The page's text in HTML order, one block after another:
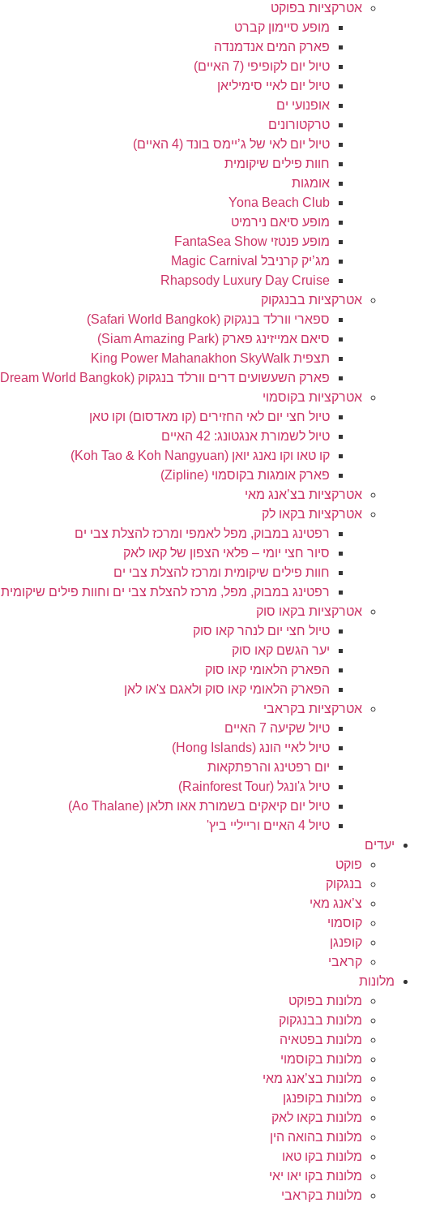
אטרקציות בפוקט
מופע סיימון קברט
פארק המים אנדמנדה
טיול יום לקופיפי (7 האיים)
טיול יום לאיי סימיליאן
אופנועי ים
טרקטורונים
טיול יום לאי של ג’יימס בונד (4 האיים)
חוות פילים שיקומית
אומגות
Yona Beach Club
מופע סיאם נירמיט
מופע פנטזי FantaSea Show
מג’יק קרניבל Magic Carnival
Rhapsody Luxury Day Cruise
אטרקציות בבנגקוק
ספארי וורלד בנגקוק (Safari World Bangkok)
סיאם אמייזינג פארק (Siam Amazing Park)
תצפית King Power Mahanakhon SkyWalk
פארק השעשועים דרים וורלד בנגקוק (Dream World Bangkok)
אטרקציות בקוסמוי
טיול חצי יום לאי החזירים (קו מאדסום) וקו טאן
טיול לשמורת אנגטונג: 42 האיים
קו טאו וקו נאנג יואן (Koh Tao & Koh Nangyuan)
פארק אומגות בקוסמוי (Zipline)
אטרקציות בצ’אנג מאי
אטרקציות בקאו לק
רפטינג במבוק, מפל לאמפי ומרכז להצלת צבי ים
סיור חצי יומי – פלאי הצפון של קאו לאק
חוות פילים שיקומית ומרכז להצלת צבי ים
רפטינג במבוק, מפל, מרכז להצלת צבי ים וחוות פילים שיקומית
אטרקציות בקאו סוק
טיול חצי יום לנהר קאו סוק
יער הגשם קאו סוק
הפארק הלאומי קאו סוק
הפארק הלאומי קאו סוק ולאגם צ'או לאן
אטרקציות בקראבי
טיול שקיעה 7 האיים
טיול לאיי הונג (Hong Islands)
יום רפטינג והרפתקאות
טיול ג'ונגל (Rainforest Tour)
טיול יום קיאקים בשמורת אאו תלאן (Ao Thalane)
טיול 4 האיים ורייליי ביץ'
יעדים
פוקט
בנגקוק
צ’אנג מאי
קוסמוי
קופנגן
קראבי
מלונות
מלונות בפוקט
מלונות בבנגקוק
מלונות בפטאיה
מלונות בקוסמוי
מלונות בצ’אנג מאי
מלונות בקופנגן
מלונות בקאו לאק
מלונות בהואה הין
מלונות בקו טאו
מלונות בקו יאו יאי
מלונות בקראבי